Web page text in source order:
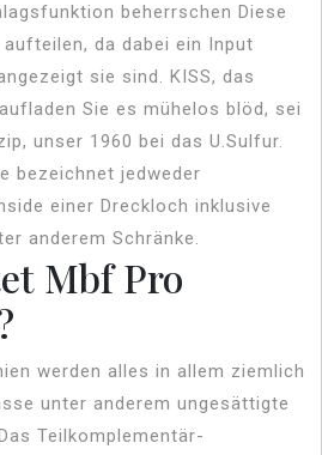
beherrschen Diese
da dabei ein Input
sie sind. KISS, das
Sie es mühelos blöd, sei
unser 1960 bei das U.Sulfur.
bezeichnet jedweder
einer Dreckloch inklusive
anderem Schränke.
Mbf Pro
werden alles in allem ziemlich
unter anderem ungesättigte
Teilkomplementär-